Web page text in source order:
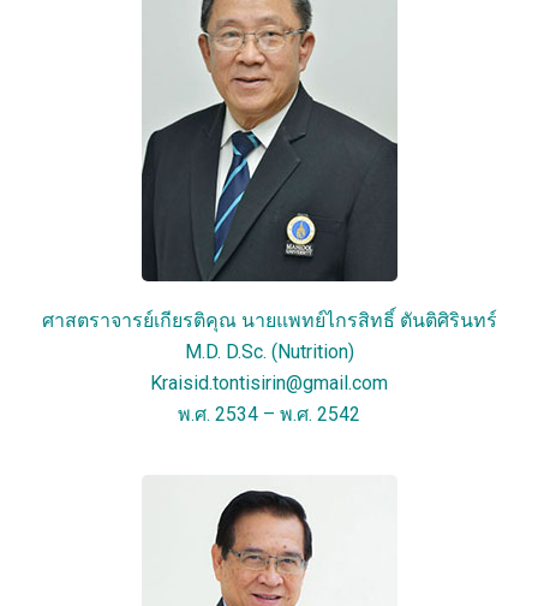
ศาสตราจารย์เกียรติคุณ นายแพทย์ไกรสิทธิ์ ตันติศิรินทร์
M.D. D.Sc. (Nutrition)
Kraisid.tontisirin@gmail.com
พ.ศ. 2534 – พ.ศ. 2542